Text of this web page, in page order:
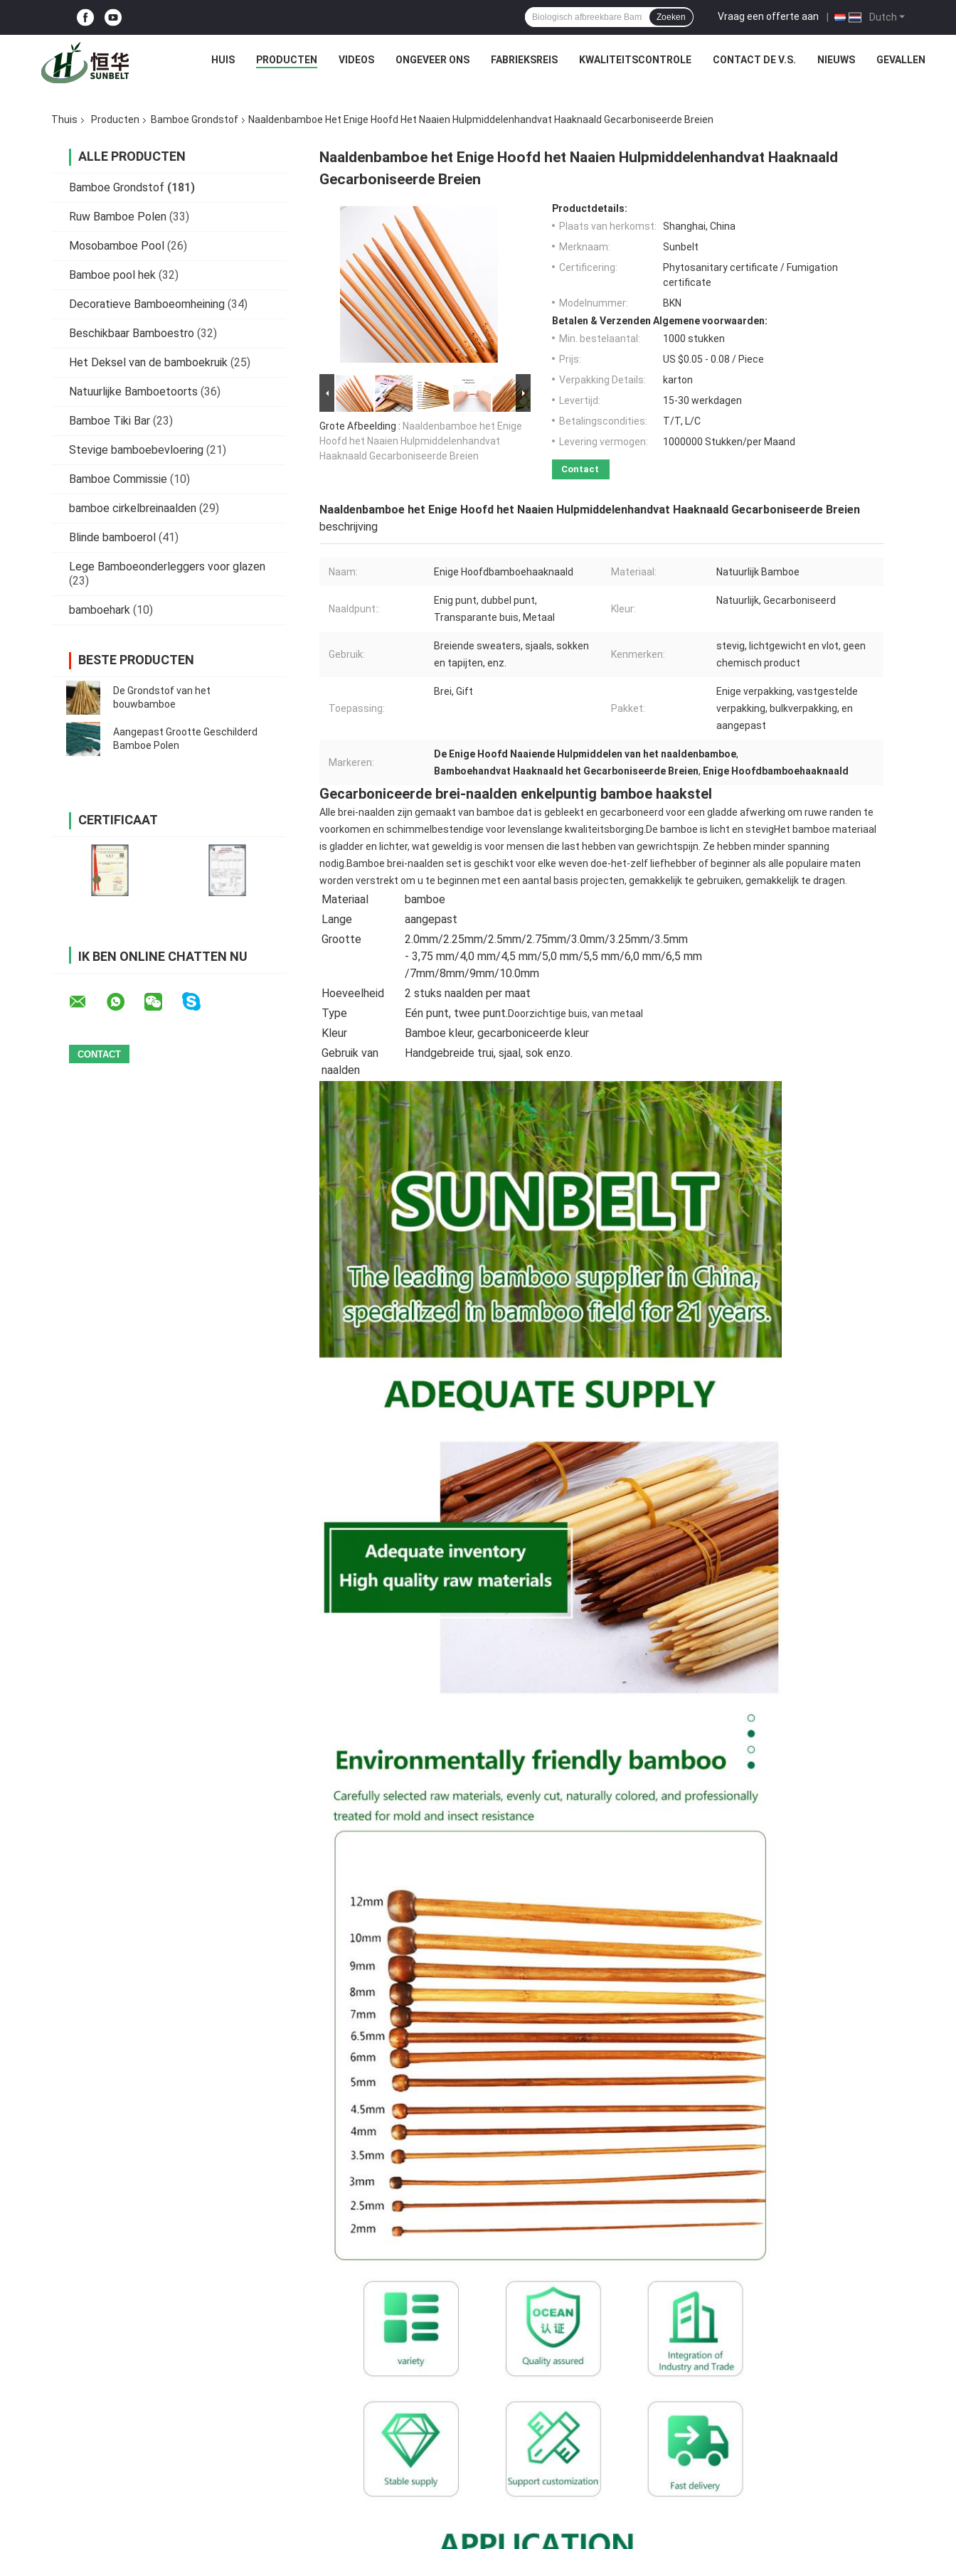
Dutch
Vraag een offerte aan |
Zoeken
HUIS PRODUCTEN VIDEOS ONGEVEER ONS FABRIEKSREIS KWALITEITSCONTROLE CONTACT DE V.S. NIEUWS GEVALLEN
Thuis Producten Bamboe Grondstof Naaldenbamboe Het Enige Hoofd Het Naaien Hulpmiddelenhandvat Haaknaald Gecarboniseerde Breien
ALLE PRODUCTEN
Bamboe Grondstof (181)
Ruw Bamboe Polen (33)
Mosobamboe Pool (26)
Bamboe pool hek (32)
Decoratieve Bamboeomheining (34)
Beschikbaar Bamboestro (32)
Het Deksel van de bamboekruik (25)
Natuurlijke Bamboetoorts (36)
Bamboe Tiki Bar (23)
Stevige bamboebevloering (21)
Bamboe Commissie (10)
bamboe cirkelbreinaalden (29)
Blinde bamboerol (41)
Lege Bamboeonderleggers voor glazen
(23)
bamboehark (10)
BESTE PRODUCTEN
De Grondstof van het
bouwbamboe
Aangepast Grootte Geschilderd
Bamboe Polen
CERTIFICAAT
IK BEN ONLINE CHATTEN NU
Naaldenbamboe het Enige Hoofd het Naaien Hulpmiddelenhandvat Haaknaald
Gecarboniseerde Breien
Grote Afbeelding : Naaldenbamboe het Enige
Hoofd het Naaien Hulpmiddelenhandvat
Haaknaald Gecarboniseerde Breien
Productdetails:
Plaats van herkomst:
Shanghai, China
Merknaam:
Sunbelt
Certificering:
Phytosanitary certificate / Fumigation
certificate
Modelnummer:
BKN
Betalen & Verzenden Algemene voorwaarden:
Min. bestelaantal:
1000 stukken
Prijs:
US $0.05 - 0.08 / Piece
Verpakking Details:
karton
Levertijd:
15-30 werkdagen
Betalingscondities:
T/T, L/C
Levering vermogen:
1000000 Stukken/per Maand
Contact
Naaldenbamboe het Enige Hoofd het Naaien Hulpmiddelenhandvat Haaknaald Gecarboniseerde Breien
beschrijving
Naam: Enige Hoofdbamboehaaknaald Materiaal: Natuurlijk Bamboe
Naaldpunt::
Enig punt, dubbel punt,
Transparante buis, Metaal
Kleur:
Natuurlijk, Gecarboniseerd
Gebruik:
Breiende sweaters, sjaals, sokken
en tapijten, enz.
Kenmerken:
stevig, lichtgewicht en vlot, geen
chemisch product
Toepassing:
Brei, Gift
Pakket:
Enige verpakking, vastgestelde
verpakking, bulkverpakking, en
aangepast
Markeren:
De Enige Hoofd Naaiende Hulpmiddelen van het naaldenbamboe,
Bamboehandvat Haaknaald het Gecarboniseerde Breien, Enige Hoofdbamboehaaknaald
Gecarboniceerde brei-naalden enkelpuntig bamboe haakstel
Alle brei-naalden zijn gemaakt van bamboe dat is gebleekt en gecarboneerd voor een gladde afwerking om ruwe randen te
voorkomen en schimmelbestendige voor levenslange kwaliteitsborging.De bamboe is licht en stevigHet bamboe materiaal
is gladder en lichter, wat geweldig is voor mensen die last hebben van gewrichtspijn. Ze hebben minder spanning
nodig.Bamboe brei-naalden set is geschikt voor elke weven doe-het-zelf liefhebber of beginner als alle populaire maten
worden verstrekt om u te beginnen met een aantal basis projecten, gemakkelijk te gebruiken, gemakkelijk te dragen.
Materiaal
bamboe
Lange
aangepast
Grootte
2.0mm/2.25mm/2.5mm/2.75mm/3.0mm/3.25mm/3.5mm
- 3,75 mm/4,0 mm/4,5 mm/5,0 mm/5,5 mm/6,0 mm/6,5 mm
/7mm/8mm/9mm/10.0mm
Hoeveelheid
2 stuks naalden per maat
Type
Eén punt, twee punt.Doorzichtige buis, van metaal
Kleur
Bamboe kleur, gecarboniceerde kleur
Gebruik van
naalden
Handgebreide trui, sjaal, sok enzo.